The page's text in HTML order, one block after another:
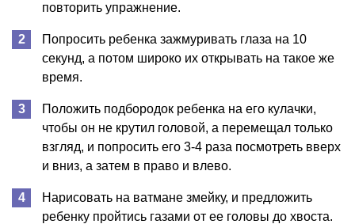
повторить упражнение.
Попросить ребенка зажмуривать глаза на 10
секунд, а потом широко их открывать на такое же
время.
Положить подбородок ребенка на его кулачки,
чтобы он не крутил головой, а перемещал только
взгляд, и попросить его 3-4 раза посмотреть вверх
и вниз, а затем в право и влево.
Нарисовать на ватмане змейку, и предложить
ребенку пройтись газами от ее головы до хвоста.